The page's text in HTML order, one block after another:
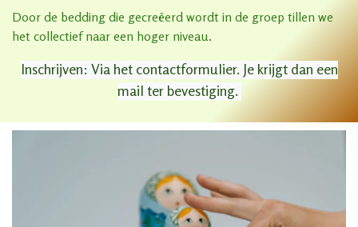
Door de bedding die gecreëerd wordt in de groep tillen we
het collectief naar een hoger niveau.
Inschrijven: Via het contactformulier. Je krijgt dan een
mail ter bevestiging.